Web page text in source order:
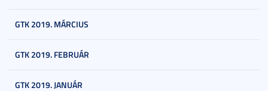
GTK 2019. MÁRCIUS
GTK 2019. FEBRUÁR
GTK 2019. JANUÁR